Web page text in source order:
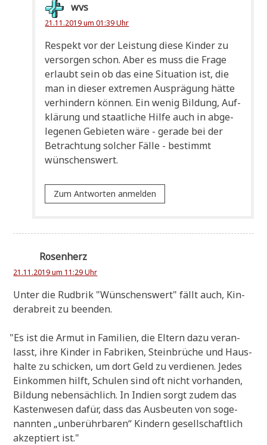
wvs
21.11.2019 um 01:39 Uhr
Respekt vor der Lei­stung die­se Kin­der zu
ver­sor­gen schon. Aber es muss die Fra­ge
erlaubt sein ob das eine Situa­ti­on ist, die
man in die­ser extre­men Aus­prä­gung hät­te
ver­hin­dern kön­nen. Ein wenig Bil­dung, Auf­
klä­rung und staat­li­che Hil­fe auch in abge­
le­ge­nen Gebie­ten wäre - gera­de bei der
Betrach­tung sol­cher Fäl­le - bestimmt
wünschenswert.
Zum Antworten anmelden
Rosenherz
21.11.2019 um 11:29 Uhr
Unter die Rud­brik "Wün­schens­wert" fällt auch, Kin­
der­ab­reit zu beenden.
"Es ist die Armut in Fami­li­en, die Eltern dazu ver­an­
lasst, ihre Kin­der in Fabri­ken, Stein­brü­che und Haus­
hal­te zu schicken, um dort Geld zu ver­die­nen. Jedes
Ein­kom­men hilft, Schu­len sind oft nicht vor­han­den,
Bil­dung neben­säch­lich. In Indi­en sorgt zudem das
Kasten­we­sen dafür, dass das Aus­beu­ten von soge­
nann­ten „unbe­rühr­ba­ren“ Kin­dern gesell­schaft­lich
akzep­tiert ist."